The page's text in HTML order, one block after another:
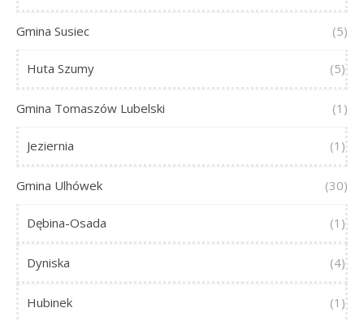
Gmina Susiec (5)
Huta Szumy (5)
Gmina Tomaszów Lubelski (1)
Jeziernia (1)
Gmina Ulhówek (30)
Dębina-Osada (1)
Dyniska (4)
Hubinek (1)